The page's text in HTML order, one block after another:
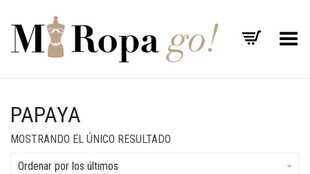
Menú
PAPAYA
MOSTRANDO EL ÚNICO RESULTADO
Ordenar por los últimos